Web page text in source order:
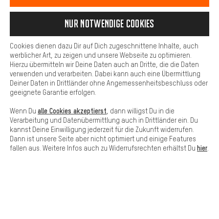
SCHNELL ERHALTEN
Verfügung stellen. Zudem hast du die Möglichkeit zusätzliche
Services zu nutzen, die es dir erleichtern die richtigen Produkte zu
finden. Beispielsweise bieten wir eine Chat-Funktion an, damit
Fragen schnell und unkompliziert beantwortet werden können.
Basis
Basis-Cookies gewährleisten, dass Du unsere Webseite
grundsätzlich nutzen kannst.
Nur Notwendige Cookies
Cookies dienen dazu Dir auf Dich zugeschnittene Inhalte, auch
werblicher Art, zu zeigen und unsere Webseite zu optimieren.
Hierzu übermitteln wir Deine Daten auch an Dritte, die die Daten
verwenden und verarbeiten. Dabei kann auch eine Übermittlung
Deiner Daten in Drittländer ohne Angemessenheitsbeschluss oder
geeignete Garantie erfolgen.
Wenn Du alle Cookies akzeptierst , dann willigst Du in die
Verarbeitung und Datenübermittlung auch in Drittländer ein. Du
kannst Deine Einwilligung jederzeit für die Zukunft widerrufen.
Dann ist unsere Seite aber nicht optimiert und einige Features
fallen aus. Weitere Infos auch zu Widerrufsrechten erhältst Du hier